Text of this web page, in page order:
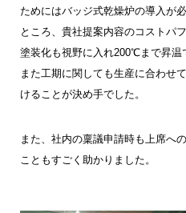
ためにはバッジ式乾燥炉の導入が
ところ、貴社提案内容のコストパ
塗装化も視野に入れ200℃まで昇温
また工期に関しても生産に合わせ
けることが決め手でした。
また、社内の稟議申請時も上席へ
こともすごく助かりました。